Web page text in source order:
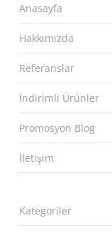
Anasayfa
Hakkımızda
Referanslar
İndirimli Ürünler
Promosyon Blog
İletişim
Kategoriler